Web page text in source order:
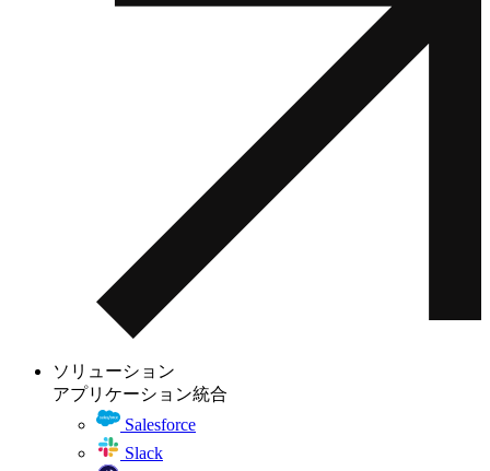
ソリューション
アプリケーション統合
Salesforce
Slack